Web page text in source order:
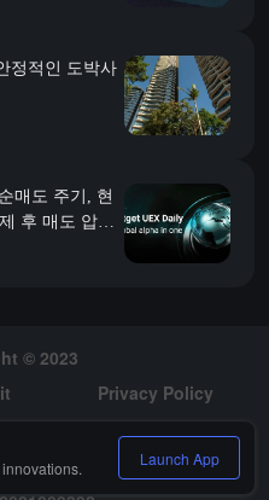
정적인 도박사
매도 주기, 현
후 매도 압박
번째 거래일 대
© 2023
Privacy Policy
Launch App